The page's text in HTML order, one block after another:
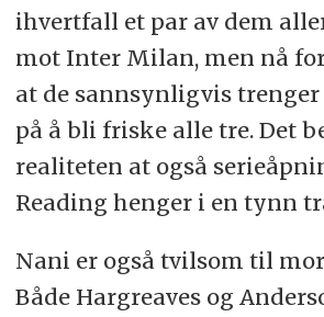
ihvertfall et par av dem
mot Inter Milan, men nå
at de sannsynligvis
på å bli friske alle tre. Det
realiteten at også
Reading henger i en tynn
Nani er også tvilsom til
Både Hargreaves og